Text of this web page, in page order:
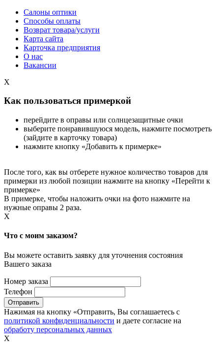
Салоны оптики
Способы оплаты
Возврат товара/услуги
Карта сайта
Карточка предприятия
О нас
Вакансии
X
Как пользоваться примеркой
перейдите в оправы или солнцезащитные очки
выберите понравившуюся модель, нажмите посмотреть
(зайдите в карточку товара)
нажмите кнопку «Добавить к примерке»
После того, как вы отберете нужное количество товаров для
примерки из любой позиции нажмите на кнопку «Перейти к
примерке»
В примерке, чтобы наложить очки на фото нажмите на
нужные оправы 2 раза.
X
Что с моим заказом?
Вы можете оставить заявку для уточнения состояния
Вашего заказа
Номер заказа
Телефон
Нажимая на кнопку «Отправить, Вы соглашаетесь с
политикой конфиденциальности и даете согласие на
обработу персональных данных
X